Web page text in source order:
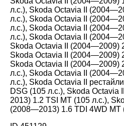
л.с.), Skoda Octavia II
л.с.), Skoda Octavia II
л.с.), Skoda Octavia II
л.с.), Skoda Octavia II
Skoda Octavia II (2004—2009)
Skoda Octavia II (2004—2009)
Skoda Octavia II (2004—2009)
л.с.), Skoda Octavia II
л.с.), Skoda Octavia II
DSG (105 л.с.), Skoda Octavia
2013) 1.2 TSI MT (105 л.с.),
(2008—2013) 1.6 TDI 4WD MT